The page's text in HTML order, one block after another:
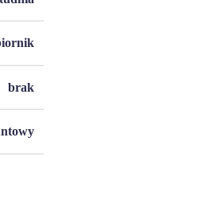
brak